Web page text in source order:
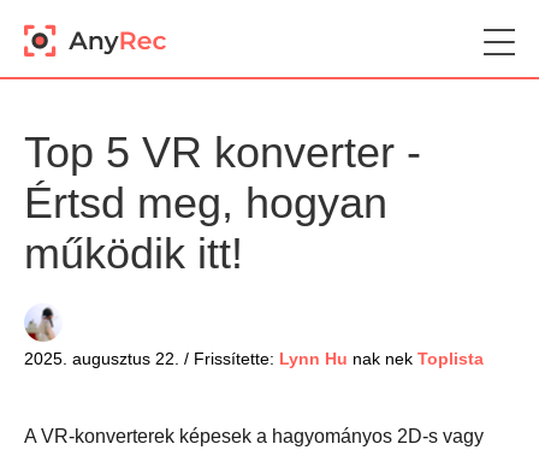
Top 5 VR konverter -
Értsd meg, hogyan
működik itt!
2025. augusztus 22. / Frissítette: Lynn Hu nak nek Toplista
A VR-konverterek képesek a hagyományos 2D-s vagy